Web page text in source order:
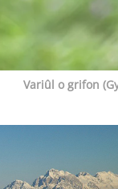
Variûl o grifon